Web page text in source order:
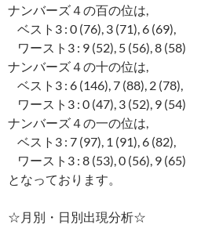
ナンバーズ４の百の位は,
ベスト3 : 0 (76), 3 (71), 6 (69),
ワースト3 : 9 (52), 5 (56), 8 (58)
ナンバーズ４の十の位は,
ベスト3 : 6 (146), 7 (88), 2 (78),
ワースト3 : 0 (47), 3 (52), 9 (54)
ナンバーズ４の一の位は,
ベスト3 : 7 (97), 1 (91), 6 (82),
ワースト3 : 8 (53), 0 (56), 9 (65)
となっております。
☆月別・日別出現分析☆